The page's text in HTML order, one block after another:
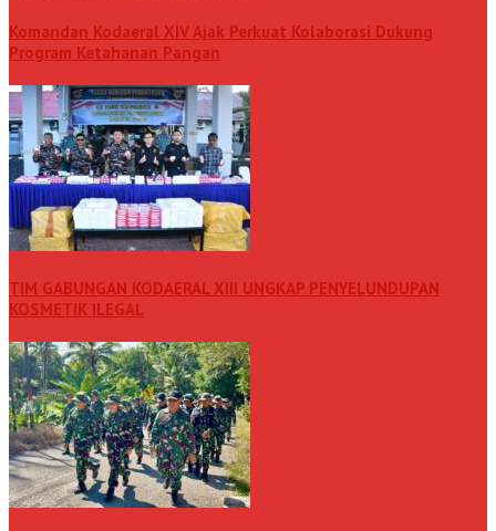
Komandan Kodaeral XIV Ajak Perkuat Kolaborasi Dukung
Program Ketahanan Pangan
TIM GABUNGAN KODAERAL XIII UNGKAP PENYELUNDUPAN
KOSMETIK ILEGAL